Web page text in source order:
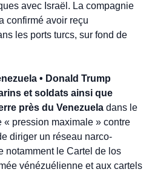
avec Israël. La compagnie
confirmé avoir reçu
les ports turcs, sur fond de
• Donald Trump
et soldats ainsi que
près du Venezuela dans le
« pression maximale » contre
diriger un réseau narco-
notamment le Cartel de los
vénézuélienne et aux cartels